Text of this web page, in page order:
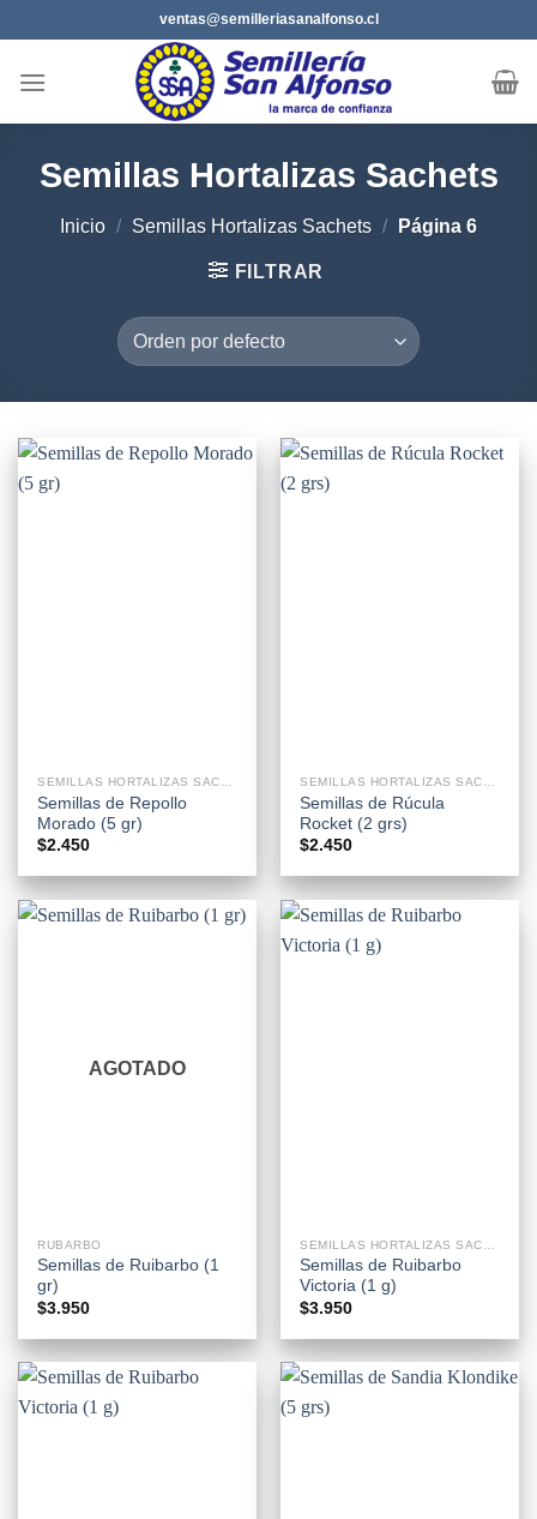
al
contenido
ventas@semilleriasanalfonso.cl
Semillas Hortalizas Sachets
Inicio / Semillas Hortalizas Sachets / Página 6
FILTRAR
SEMILLAS HORTALIZAS SACHETS
Semillas de Repollo
Morado (5 gr)
$2.450
SEMILLAS HORTALIZAS SACHETS
Semillas de Rúcula
Rocket (2 grs)
$2.450
AGOTADO
RUBARBO
Semillas de Ruibarbo (1
gr)
$3.950
Semillas de Ruibarbo
Victoria (1 g)
$3.950